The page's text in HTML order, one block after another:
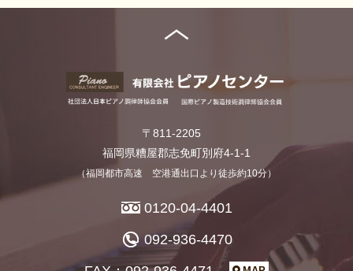
部へ委託する場合は、個人情報に関する秘密の保持、再委託に
および消去等について定め、それに従います。
個人情報の管理について
当社が直接収集または外部から業務を受託する際に入手した個
ざんおよび漏洩等を防止するための措置を講じます。
個人情報の処理を伴う業務を外部から受託する場合は、委託者
が個人情報を入手した際、本人の同意を得た上で、適法かつ公
正な手段によって収集したものであることを確認します。
法令及びその他の規範について
当社は、個人情報の保護に関係する日本の法令及びその他の規範
を遵守し、本方針の継続的改善に努めます。
〒811-2205
福岡県糟屋郡志免町別府4-1-1
（福岡都市高速 空港通出口より徒歩約10分）
0120-04-4401
092-936-4470